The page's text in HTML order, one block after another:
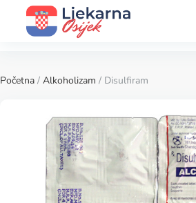
Početna / Alkoholizam / Disulfiram